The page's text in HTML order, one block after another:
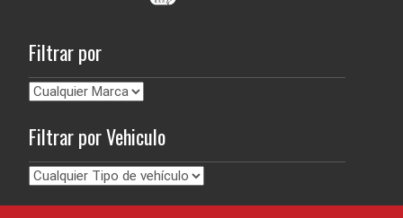
Filtrar por
Filtrar por Vehiculo